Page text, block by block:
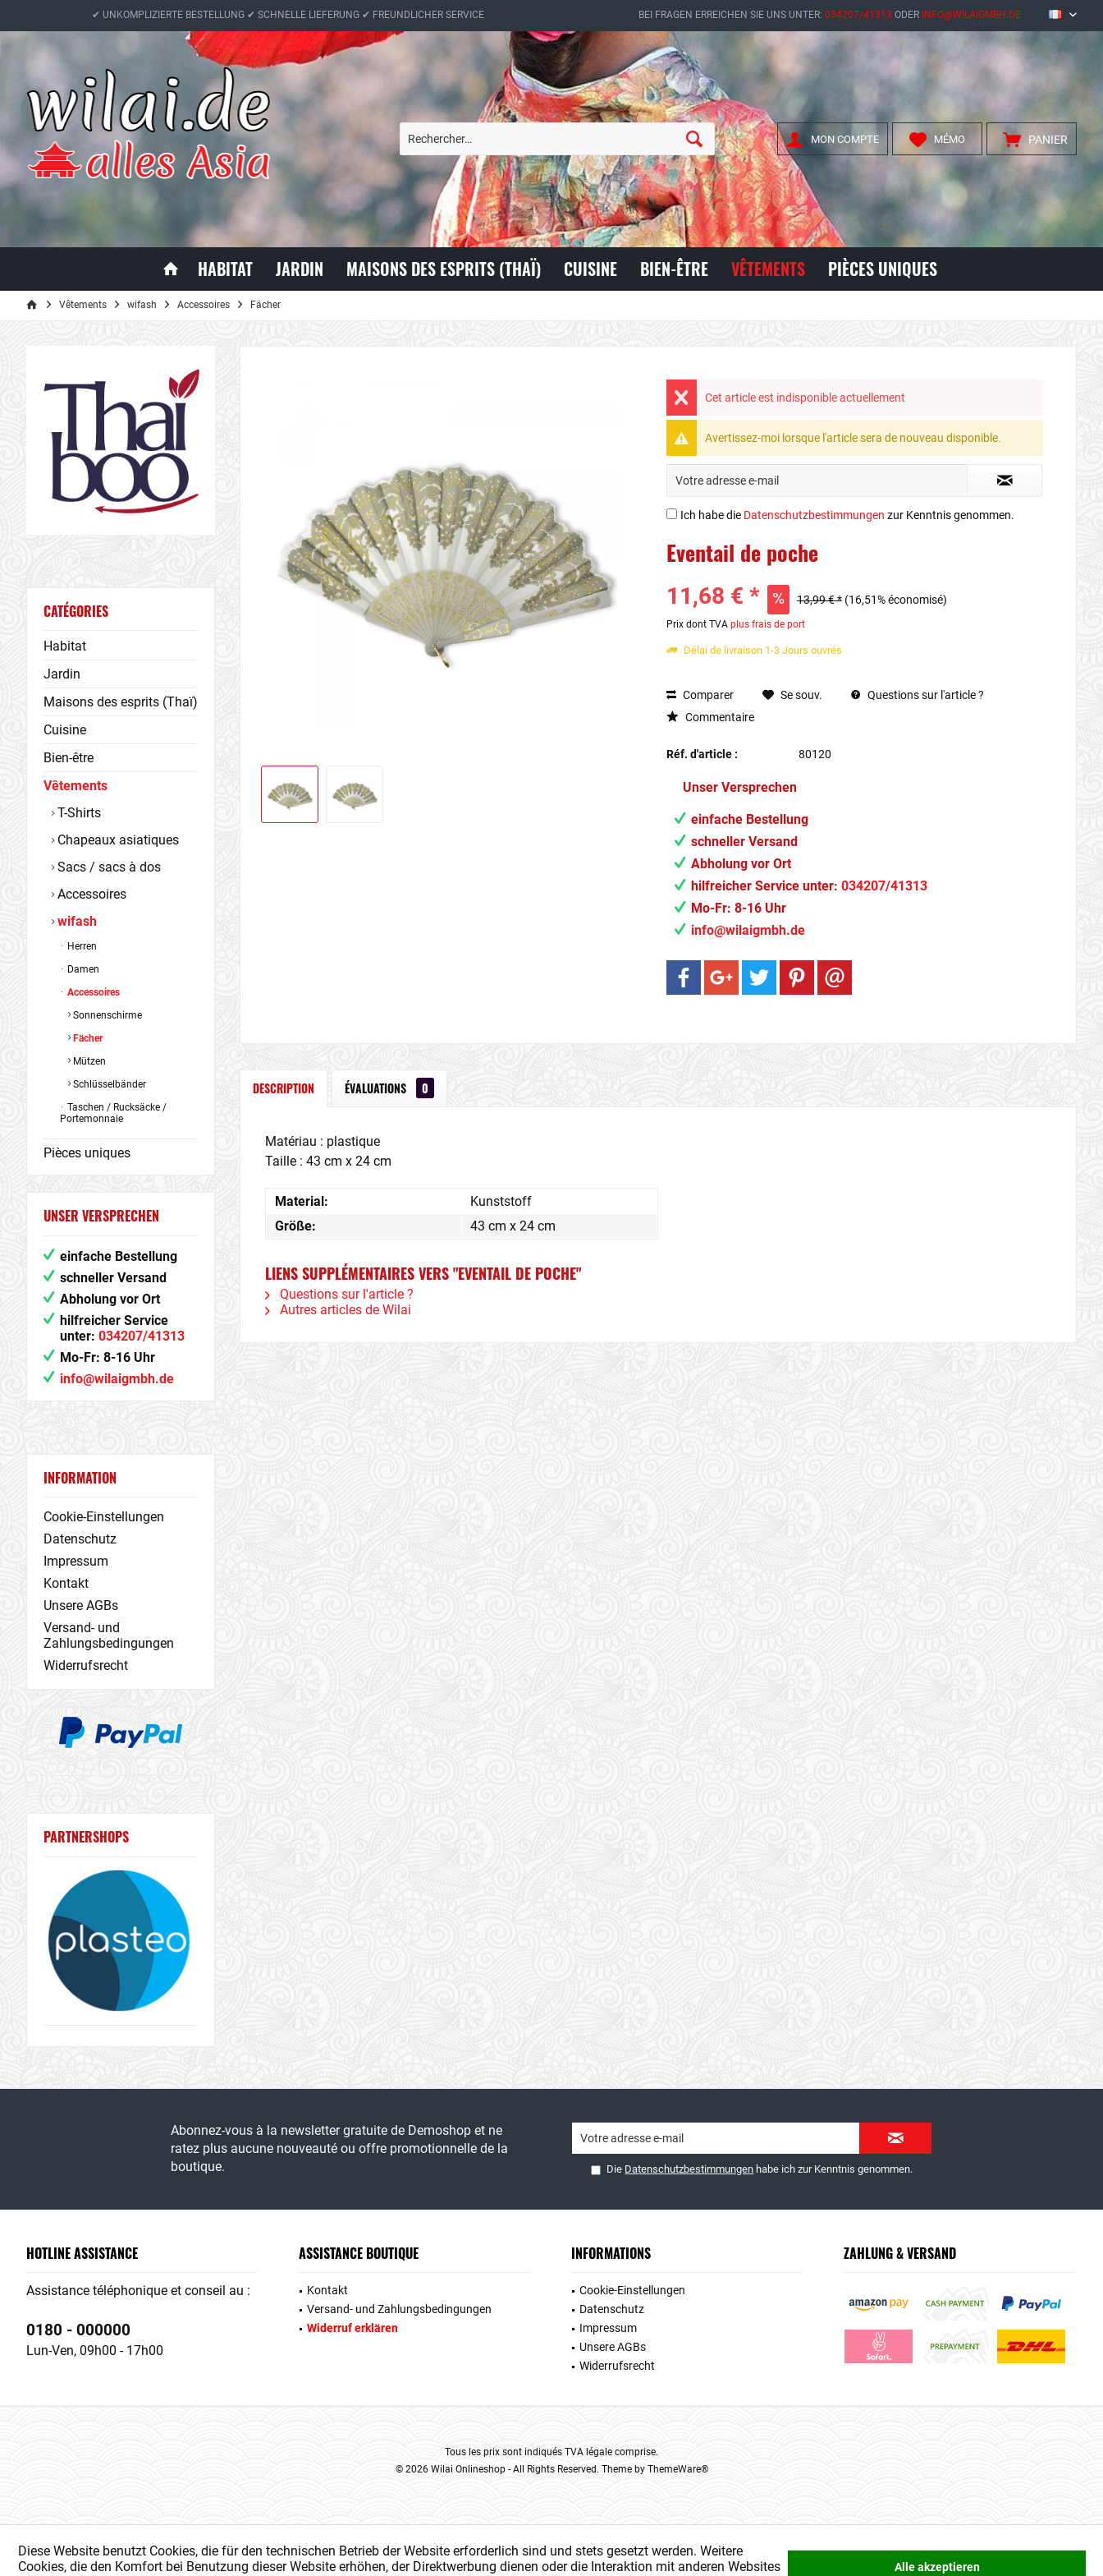
✔ UNKOMPLIZIERTE BESTELLUNG ✔ SCHNELLE LIEFERUNG ✔ FREUNDLICHER SERVICE BEI FRAGEN ERREICHEN SIE UNS UNTER: 034207/41313 ODER INFO@WILAIGMBH.DE FR
PANIER
MÉMO
MON COMPTE
HABITAT JARDIN MAISONS DES ESPRITS (THAÏ) CUISINE BIEN-ÊTRE VÊTEMENTS PIÈCES UNIQUES
Vêtements wifash Accessoires Fächer
CATÉGORIES
Habitat
Jardin
Maisons des esprits (Thaï)
Cuisine
Bien-être
Vêtements
T-Shirts
Chapeaux asiatiques
Sacs / sacs à dos
Accessoires
wifash
Herren
Damen
Accessoires
Sonnenschirme
Fächer
Mützen
Schlüsselbänder
Taschen / Rucksäcke /
Portemonnaie
Pièces uniques
UNSER VERSPRECHEN
einfache Bestellung
schneller Versand
Abholung vor Ort
hilfreicher Service
unter: 034207/41313
Mo-Fr: 8-16 Uhr
info@wilaigmbh.de
INFORMATION
Cookie-Einstellungen
Datenschutz
Impressum
Kontakt
Unsere AGBs
Versand- und
Zahlungsbedingungen
Widerrufsrecht
PARTNERSHOPS
Cet article est indisponible actuellement
Avertissez-moi lorsque l'article sera de nouveau disponible.
Ich habe die Datenschutzbestimmungen zur Kenntnis genommen.
Eventail de poche
11,68 € * 13,99 € * (16,51% économisé)
Prix dont TVA plus frais de port
Délai de livraison 1-3 Jours ouvrés
Comparer Se souv.
Questions sur l'article ?
Commentaire
Réf. d'article : 80120
Unser Versprechen
einfache Bestellung
schneller Versand
Abholung vor Ort
hilfreicher Service unter: 034207/41313
Mo-Fr: 8-16 Uhr
info@wilaigmbh.de
DESCRIPTION ÉVALUATIONS 0
Matériau : plastique
Taille : 43 cm x 24 cm
Material:
Kunststoff
Größe:
43 cm x 24 cm
LIENS SUPPLÉMENTAIRES VERS "EVENTAIL DE POCHE"
Questions sur l'article ?
Autres articles de Wilai
Abonnez-vous à la newsletter gratuite de Demoshop et ne
ratez plus aucune nouveauté ou offre promotionnelle de la
boutique.
Die Datenschutzbestimmungen habe ich zur Kenntnis genommen.
HOTLINE ASSISTANCE
Assistance téléphonique et conseil au :
0180 - 000000
Lun-Ven, 09h00 - 17h00
ASSISTANCE BOUTIQUE
Kontakt
Versand- und Zahlungsbedingungen
Widerruf erklären
INFORMATIONS
Cookie-Einstellungen
Datenschutz
Impressum
Unsere AGBs
Widerrufsrecht
ZAHLUNG & VERSAND
Tous les prix sont indiqués TVA légale comprise.
© 2026 Wilai Onlineshop - All Rights Reserved. Theme by ThemeWare®
Diese Website benutzt Cookies, die für den technischen Betrieb der Website erforderlich sind und stets gesetzt werden. Weitere
Cookies, die den Komfort bei Benutzung dieser Website erhöhen, der Direktwerbung dienen oder die Interaktion mit anderen Websites
Alle akzeptieren